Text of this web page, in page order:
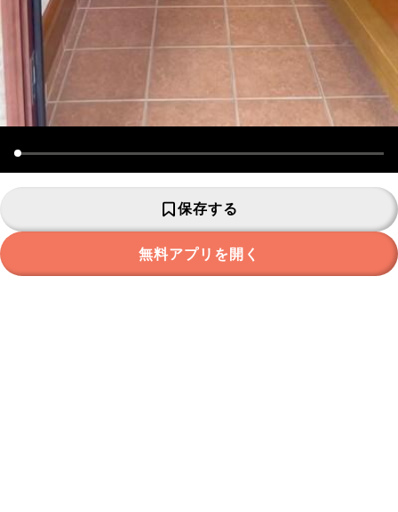
保存する
無料アプリを開く